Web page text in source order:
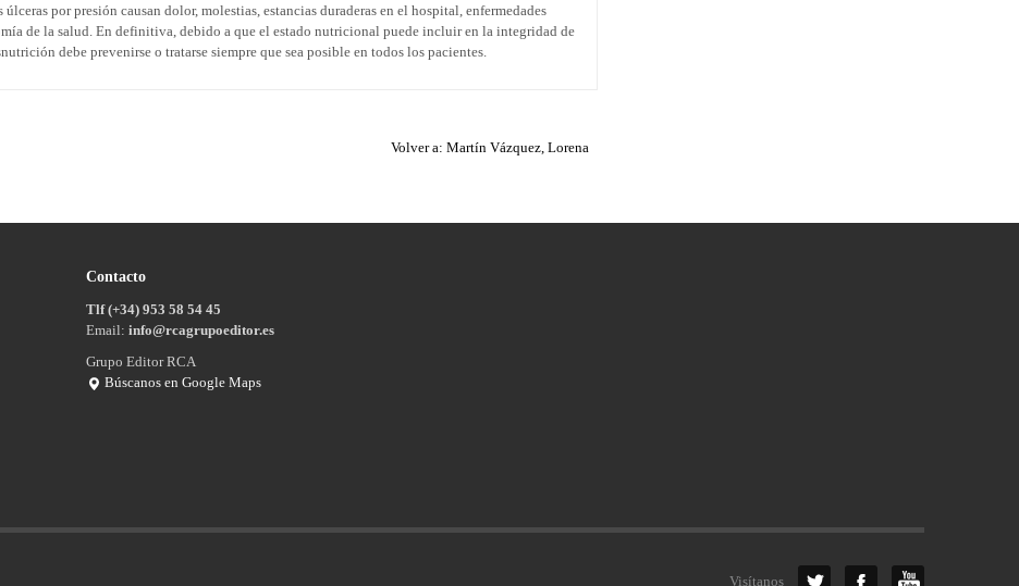
por presión causan dolor, molestias, estancias duraderas en el hospital, enfermedades
de la salud. En definitiva, debido a que el estado nutricional puede incluir en la integridad de
debe prevenirse o tratarse siempre que sea posible en todos los pacientes.
Volver a: Martín Vázquez, Lorena
Contacto
Tlf (+34) 953 58 54 45
Email: info@rcagrupoeditor.es
Grupo Editor RCA
Búscanos en Google Maps
Visítanos